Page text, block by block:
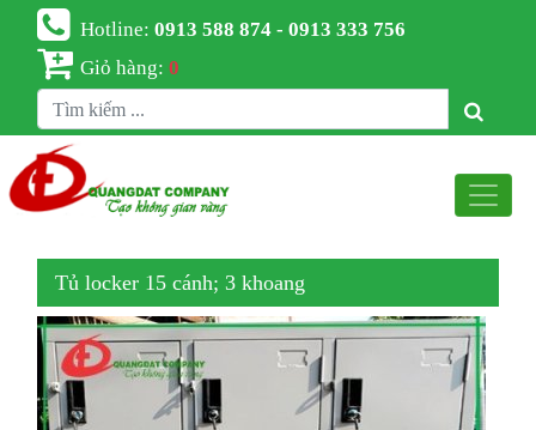
Hotline:0913 588 874 - 0913 333 756
Giỏ hàng:0
Tủ locker 15 cánh; 3 khoang